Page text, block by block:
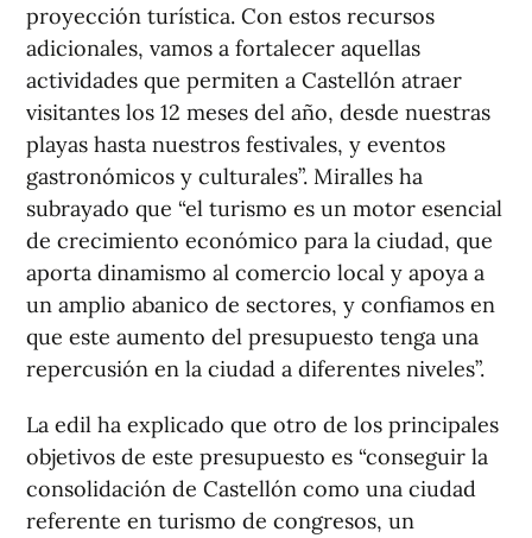
proyección turística. Con estos recursos
adicionales, vamos a fortalecer aquellas
actividades que permiten a Castellón atraer
visitantes los 12 meses del año, desde nuestras
playas hasta nuestros festivales, y eventos
gastronómicos y culturales”. Miralles ha
subrayado que “el turismo es un motor esencial
de crecimiento económico para la ciudad, que
aporta dinamismo al comercio local y apoya a
un amplio abanico de sectores, y confiamos en
que este aumento del presupuesto tenga una
repercusión en la ciudad a diferentes niveles”.
La edil ha explicado que otro de los principales
objetivos de este presupuesto es “conseguir la
consolidación de Castellón como una ciudad
referente en turismo de congresos, un